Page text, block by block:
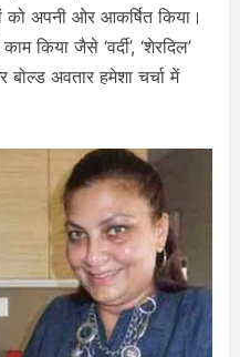
अपनी ओर आकर्षित किया।
किया जैसे ‘वर्दी’, ‘शेरदिल’
अवतार हमेशा चर्चा में